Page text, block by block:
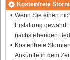
Kostenfreie
Wenn Sie einen
Erstattung
nachstehenden
Kostenfreie
Ankünfte in dem